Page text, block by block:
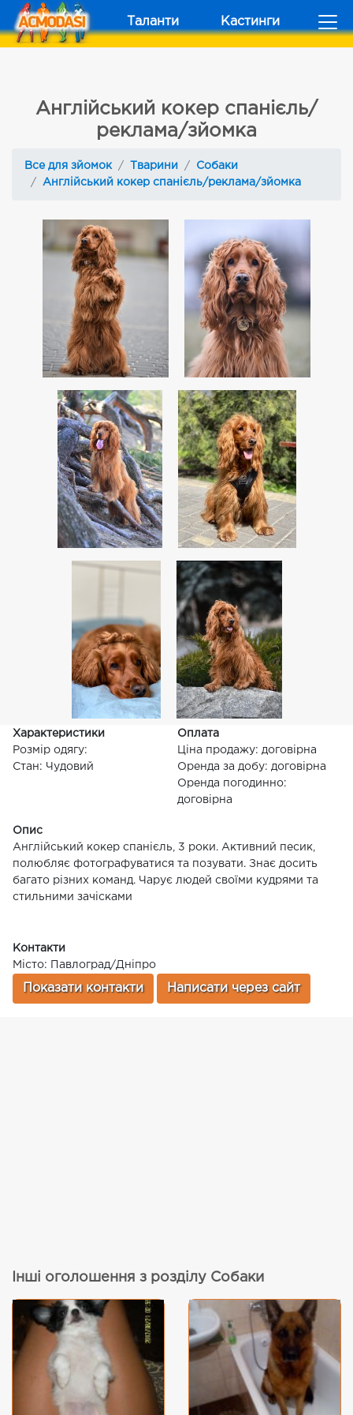
Таланти Кастинги
Англійський кокер спанієль/
реклама/зйомка
Все для зйомок Тварини
Собаки
Англійський кокер спанієль/реклама/зйомка
Характеристики
Розмір одягу:
Стан: Чудовий
Оплата
Ціна продажу: договірна
Оренда за добу: договірна
Оренда погодинно:
договірна
Опис
Англійський кокер спанієль, 3 роки. Активний песик,
полюбляє фотографуватися та позувати. Знає досить
багато різних команд. Чарує людей своїми кудрями та
стильними зачісками
Контакти
Місто: Павлоград/Дніпро
Показати контакти Написати через сайт
Інші оголошення з розділу Собаки